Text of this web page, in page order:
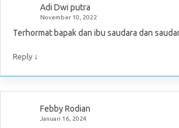
Adi Dwi putra
November 10, 2022
Terhormat bapak dan ibu saudara dan
Reply ↓
Febby Rodian
Januari 16, 2024